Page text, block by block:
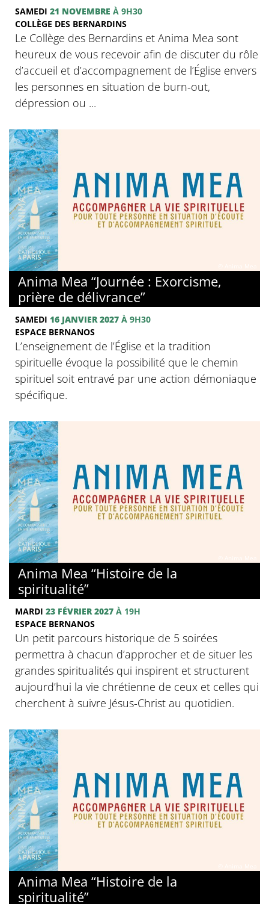
SAMEDI 21 NOVEMBRE À 9H30
COLLÈGE DES BERNARDINS
Le Collège des Bernardins et Anima Mea sont
heureux de vous recevoir afin de discuter du rôle
d’accueil et d’accompagnement de l’Église envers
les personnes en situation de burn-out,
dépression ou ...
Anima Mea “Journée : Exorcisme,
prière de délivrance”
SAMEDI 16 JANVIER 2027 À 9H30
ESPACE BERNANOS
L’enseignement de l’Église et la tradition
spirituelle évoque la possibilité que le chemin
spirituel soit entravé par une action démoniaque
spécifique.
Anima Mea “Histoire de la
spiritualité”
MARDI 23 FÉVRIER 2027 À 19H
ESPACE BERNANOS
Un petit parcours historique de 5 soirées
permettra à chacun d’approcher et de situer les
grandes spiritualités qui inspirent et structurent
aujourd’hui la vie chrétienne de ceux et celles qui
cherchent à suivre Jésus-Christ au quotidien.
Anima Mea “Histoire de la
spiritualité”